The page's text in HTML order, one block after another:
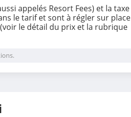
appelés Resort Fees) et la taxe
le tarif et sont à régler sur place
le détail du prix et la rubrique